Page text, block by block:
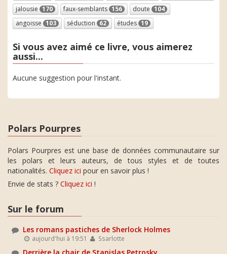
jalousie 170 faux-semblants 156 doute 104
angoisse 103 séduction 62 études 19
Si vous avez aimé ce livre, vous aimerez
aussi...
Aucune suggestion pour l'instant.
Polars Pourpres
Polars Pourpres est une base de données communautaire sur
les polars et leurs auteurs, de tous styles et de toutes
nationalités. Cliquez ici pour en savoir plus !
Envie de stats ? Cliquez ici !
Sur le forum
Les romans pastiches de Sherlock Holmes
aujourd'hui à 19:51 Ssarlotte